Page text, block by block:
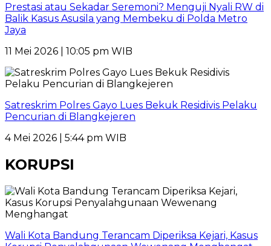
Prestasi atau Sekadar Seremoni? Menguji Nyali RW di
Balik Kasus Asusila yang Membeku di Polda Metro
Jaya
11 Mei 2026 | 10:05 pm WIB
Satreskrim Polres Gayo Lues Bekuk Residivis Pelaku
Pencurian di Blangkejeren
4 Mei 2026 | 5:44 pm WIB
KORUPSI
Wali Kota Bandung Terancam Diperiksa Kejari, Kasus